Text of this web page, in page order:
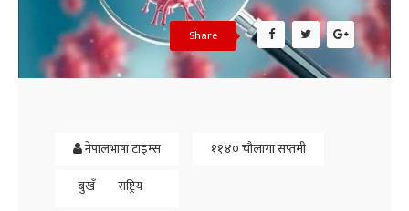
Share
नेपालभाषा टाइम्स
११४० चौलागा सप्तमी
बुखँ
राष्ट्रिय